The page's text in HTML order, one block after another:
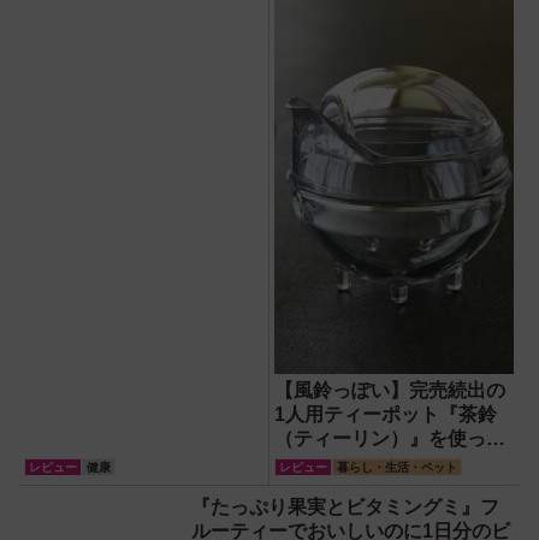
レビュー 健康
【風鈴っぽい】完売続出の
1人用ティーポット『茶鈴
（ティーリン）』を使って
みた！川越の風鈴から着想
を得たかわいい見た目のリ
アルな使い勝手を徹底解説
レビュー 暮らし・生活・ペット
『たっぷり果実とビタミングミ』フ
ルーティーでおいしいのに1日分のビ